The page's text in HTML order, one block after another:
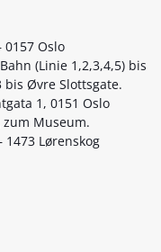
0157 Oslo
(Linie 1,2,3,4,5) bis
bis Øvre Slottsgate.
1, 0151 Oslo
Museum.
1473 Lørenskog